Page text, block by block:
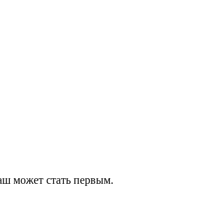
может стать первым.